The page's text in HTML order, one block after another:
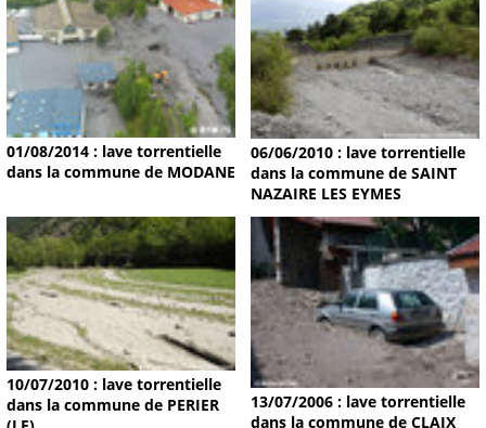
01/08/2014 : lave torrentielle
dans la commune de MODANE
06/06/2010 : lave torrentielle
dans la commune de SAINT
NAZAIRE LES EYMES
10/07/2010 : lave torrentielle
dans la commune de PERIER
13/07/2006 : lave torrentielle
dans la commune de CLAIX